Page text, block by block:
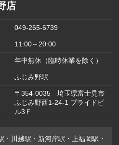
店
049-265-6739
11:00～20:00
年中無休（臨時休業を除く）
ふじみ野駅
〒354-0035 埼玉県富士見市
ふじみ野西1-24-1 プライドビ
ル3Ｆ
・川越駅・新河岸駅・上福岡駅・